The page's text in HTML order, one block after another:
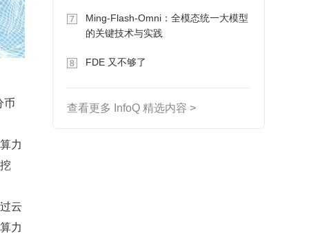
币
力
云
力
7
Ming-Flash-Omni：全模态统一大模型
的关键技术与实践
8 FDE 又不够了
查看更多 InfoQ 精选内容 >